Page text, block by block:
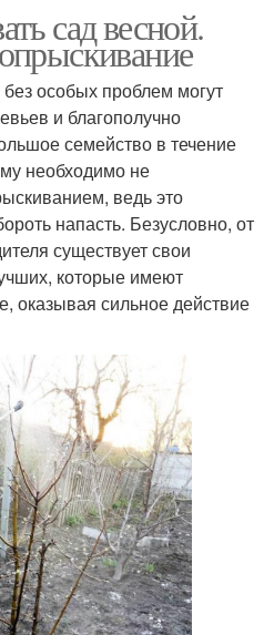
сад весной.
особых проблем могут
и благополучно
семейство в течение
необходимо не
ведь это
напасть. Безусловно, от
существует свои
которые имеют
оказывая сильное действие